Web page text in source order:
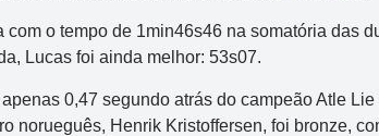
com o tempo de 1min46s46 na somatória das
Lucas foi ainda melhor: 53s07.
0,47 segundo atrás do campeão Atle
norueguês, Henrik Kristoffersen, foi bronze,